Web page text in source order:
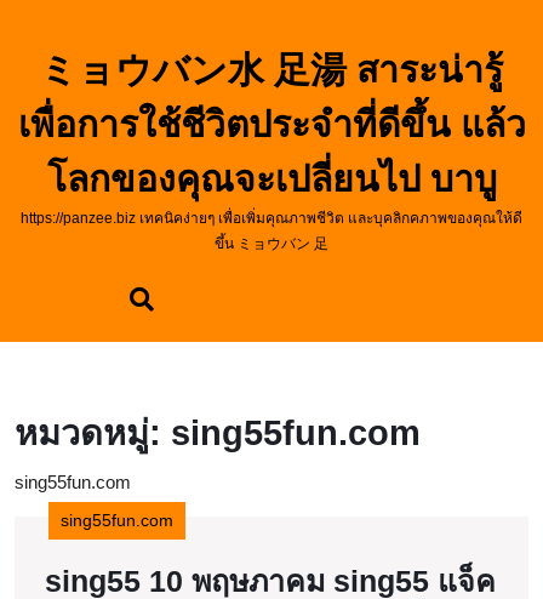
contentミョウバン水 足湯 สาระน่ารู้
เพื่อการใช้ชีวิตประจำที่ดีขึ้น แล้ว
โลกของคุณจะเปลี่ยนไป บาบู
https://panzee.biz เทคนิคง่ายๆ เพื่อเพิ่มคุณภาพชีวิต และบุคลิกคภาพของคุณให้ดี
ขึ้น ミョウバン 足
หมวดหมู่: sing55fun.com
sing55fun.com
sing55fun.com
sing55 10 พฤษภาคม sing55 แจ็ค